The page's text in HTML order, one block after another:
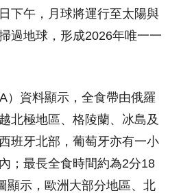
下午，月球將運行至太陽與
過地球，形成2026年唯一一
）資料顯示，全食帶由俄羅
北極地區、格陵蘭、冰島及
班牙北部，葡萄牙亦有一小
；最長全食時間約為2分18
顯示，歐洲大部分地區、北